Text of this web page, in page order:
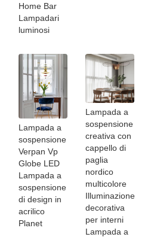
Home Bar
Lampadari
luminosi
Lampada a
sospensione
Verpan Vp
Globe LED
Lampada a
sospensione
di design in
acrilico
Planet
Lampada a
sospensione
creativa con
cappello di
paglia
nordico
multicolore
Illuminazione
decorativa
per interni
Lampada a